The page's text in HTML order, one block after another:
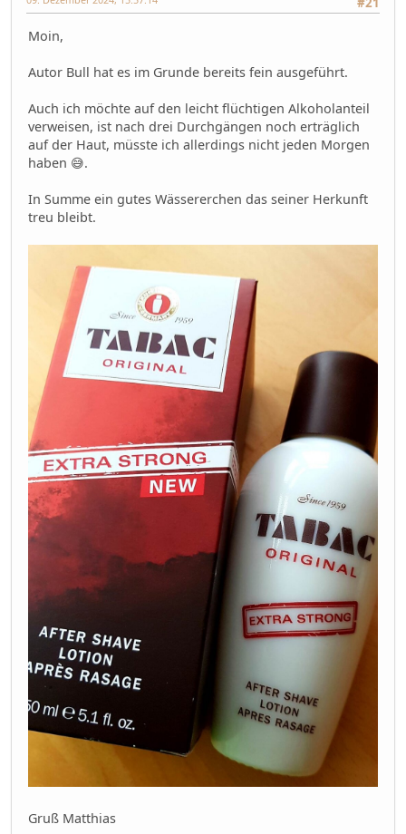
Moin,
Autor Bull hat es im Grunde bereits fein ausgeführt.
Auch ich möchte auf den leicht flüchtigen Alkoholanteil
verweisen, ist nach drei Durchgängen noch erträglich
auf der Haut, müsste ich allerdings nicht jeden Morgen
haben 😅.
In Summe ein gutes Wässererchen das seiner Herkunft
treu bleibt.
Gruß Matthias